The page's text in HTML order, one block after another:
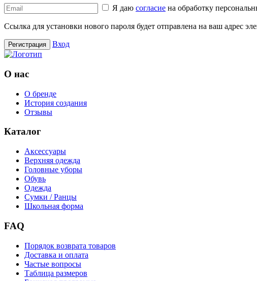
Я даю согласие на обработку
Ссылка для установки нового пароля будет отправлена ​​на ваш адрес
Регистрация Вход
О нас
О бренде
История создания
Отзывы
Каталог
Аксессуары
Верхняя одежда
Головные уборы
Обувь
Одежда
Сумки / Ранцы
Школьная форма
FAQ
Порядок возврата товаров
Доставка и оплата
Частые вопросы
Таблица размеров